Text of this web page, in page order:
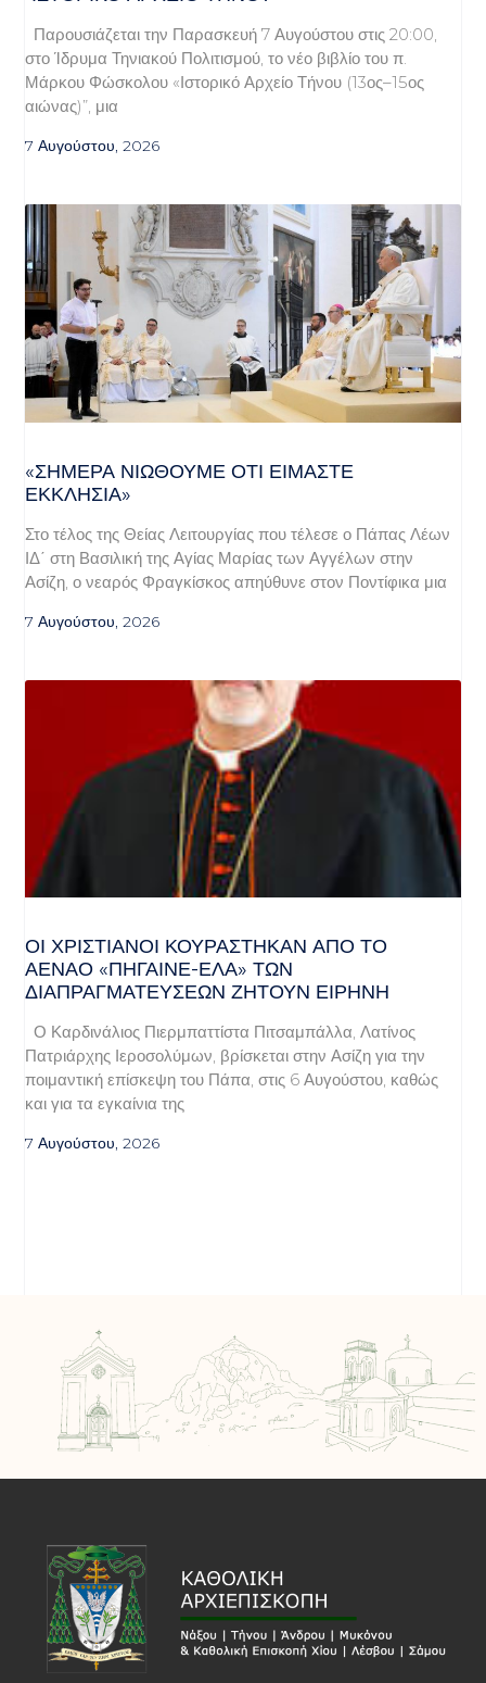
Παρουσιάζεται την Παρασκευή 7 Αυγούστου στις 20:00,
στο Ίδρυμα Τηνιακού Πολιτισμού, το νέο βιβλίο του π.
Μάρκου Φώσκολου «Ιστορικό Αρχείο Τήνου (13ος–15ος
αιώνας)”, μια
7 Αυγούστου, 2026
«ΣΉΜΕΡΑ ΝΙΏΘΟΥΜΕ ΌΤΙ ΕΊΜΑΣΤΕ
ΕΚΚΛΗΣΊΑ»
Στο τέλος της Θείας Λειτουργίας που τέλεσε ο Πάπας Λέων
ΙΔ΄ στη Βασιλική της Αγίας Μαρίας των Αγγέλων στην
Ασίζη, ο νεαρός Φραγκίσκος απηύθυνε στον Ποντίφικα μια
7 Αυγούστου, 2026
ΟΙ ΧΡΙΣΤΙΑΝΟΊ ΚΟΥΡΆΣΤΗΚΑΝ ΑΠΌ ΤΟ
ΑΈΝΑΟ «ΠΉΓΑΙΝΕ-ΈΛΑ» ΤΩΝ
ΔΙΑΠΡΑΓΜΑΤΕΎΣΕΩΝ ΖΗΤΟΎΝ ΕΙΡΉΝΗ
Ο Καρδινάλιος Πιερμπαττίστα Πιτσαμπάλλα, Λατίνος
Πατριάρχης Ιεροσολύμων, βρίσκεται στην Ασίζη για την
ποιμαντική επίσκεψη του Πάπα, στις 6 Αυγούστου, καθώς
και για τα εγκαίνια της
7 Αυγούστου, 2026